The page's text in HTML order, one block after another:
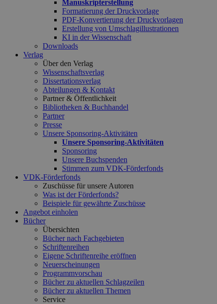
Manuskripterstellung
Formatierung der Druckvorlage
PDF-Konvertierung der Druckvorlagen
Erstellung von Umschlagillustrationen
KI in der Wissenschaft
Downloads
Verlag
Über den Verlag
Wissenschaftsverlag
Dissertationsverlag
Abteilungen & Kontakt
Partner & Öffentlichkeit
Bibliotheken & Buchhandel
Partner
Presse
Unsere Sponsoring-Aktivitäten
Unsere Sponsoring-Aktivitäten
Sponsoring
Unsere Buchspenden
Stimmen zum VDK-Förderfonds
VDK-Förderfonds
Zuschüsse für unsere Autoren
Was ist der Förderfonds?
Beispiele für gewährte Zuschüsse
Angebot einholen
Bücher
Übersichten
Bücher nach Fachgebieten
Schriftenreihen
Eigene Schriftenreihe eröffnen
Neuerscheinungen
Programmvorschau
Bücher zu aktuellen Schlagzeilen
Bücher zu aktuellen Themen
Service